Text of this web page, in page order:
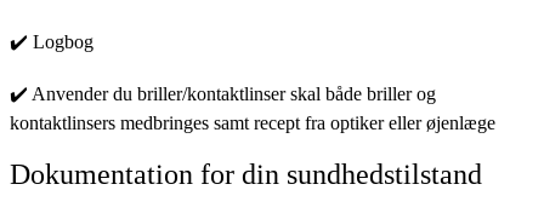
✔️ Logbog
✔️ Anvender du briller/kontaktlinser skal både briller og
kontaktlinsers medbringes samt recept fra optiker eller øjenlæge
Dokumentation for din sundhedstilstand